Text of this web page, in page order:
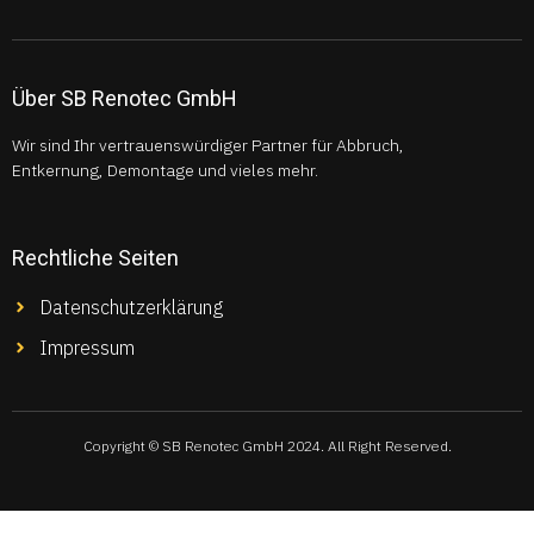
Über SB Renotec GmbH
Wir sind Ihr vertrauenswürdiger Partner für Abbruch,
Entkernung, Demontage und vieles mehr.
Rechtliche Seiten
Datenschutzerklärung
Impressum
Copyright © SB Renotec GmbH 2024. All Right Reserved.